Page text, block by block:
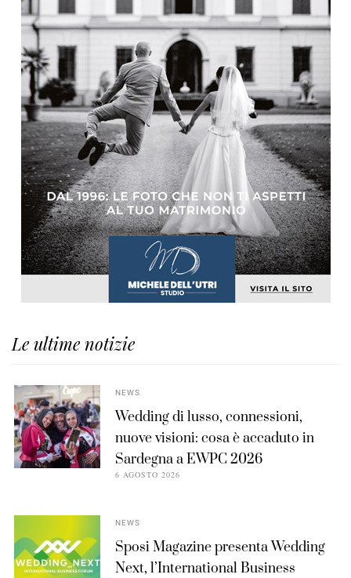
Le ultime notizie
NEWS
Wedding di lusso, connessioni,
nuove visioni: cosa è accaduto in
Sardegna a EWPC 2026
6 AGOSTO 2026
NEWS
Sposi Magazine presenta Wedding
Next, l’International Business